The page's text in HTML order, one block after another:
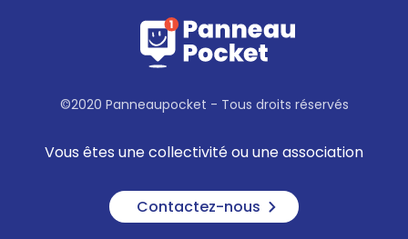
©2020 Panneaupocket - Tous droits réservés
Vous êtes une collectivité ou une association
Contactez-nous